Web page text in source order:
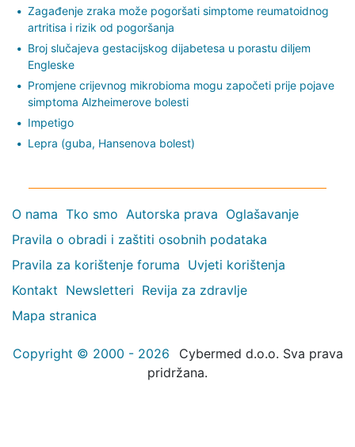
Zagađenje zraka može pogoršati simptome reumatoidnog
artritisa i rizik od pogoršanja
Broj slučajeva gestacijskog dijabetesa u porastu diljem
Engleske
Promjene crijevnog mikrobioma mogu započeti prije pojave
simptoma Alzheimerove bolesti
Impetigo
Lepra (guba, Hansenova bolest)
O nama Tko smo Autorska prava Oglašavanje
Pravila o obradi i zaštiti osobnih podataka
Pravila za korištenje foruma Uvjeti korištenja
Kontakt Newsletteri Revija za zdravlje
Mapa stranica
Copyright © 2000 - 2026
Cybermed d.o.o. Sva prava
pridržana.